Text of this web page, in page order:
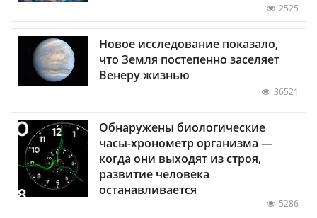
2525
Новое исследование показало,
что Земля постепенно заселяет
Венеру жизнью
36521
Обнаружены биологические
часы-хронометр организма —
когда они выходят из строя,
развитие человека
останавливается
5286